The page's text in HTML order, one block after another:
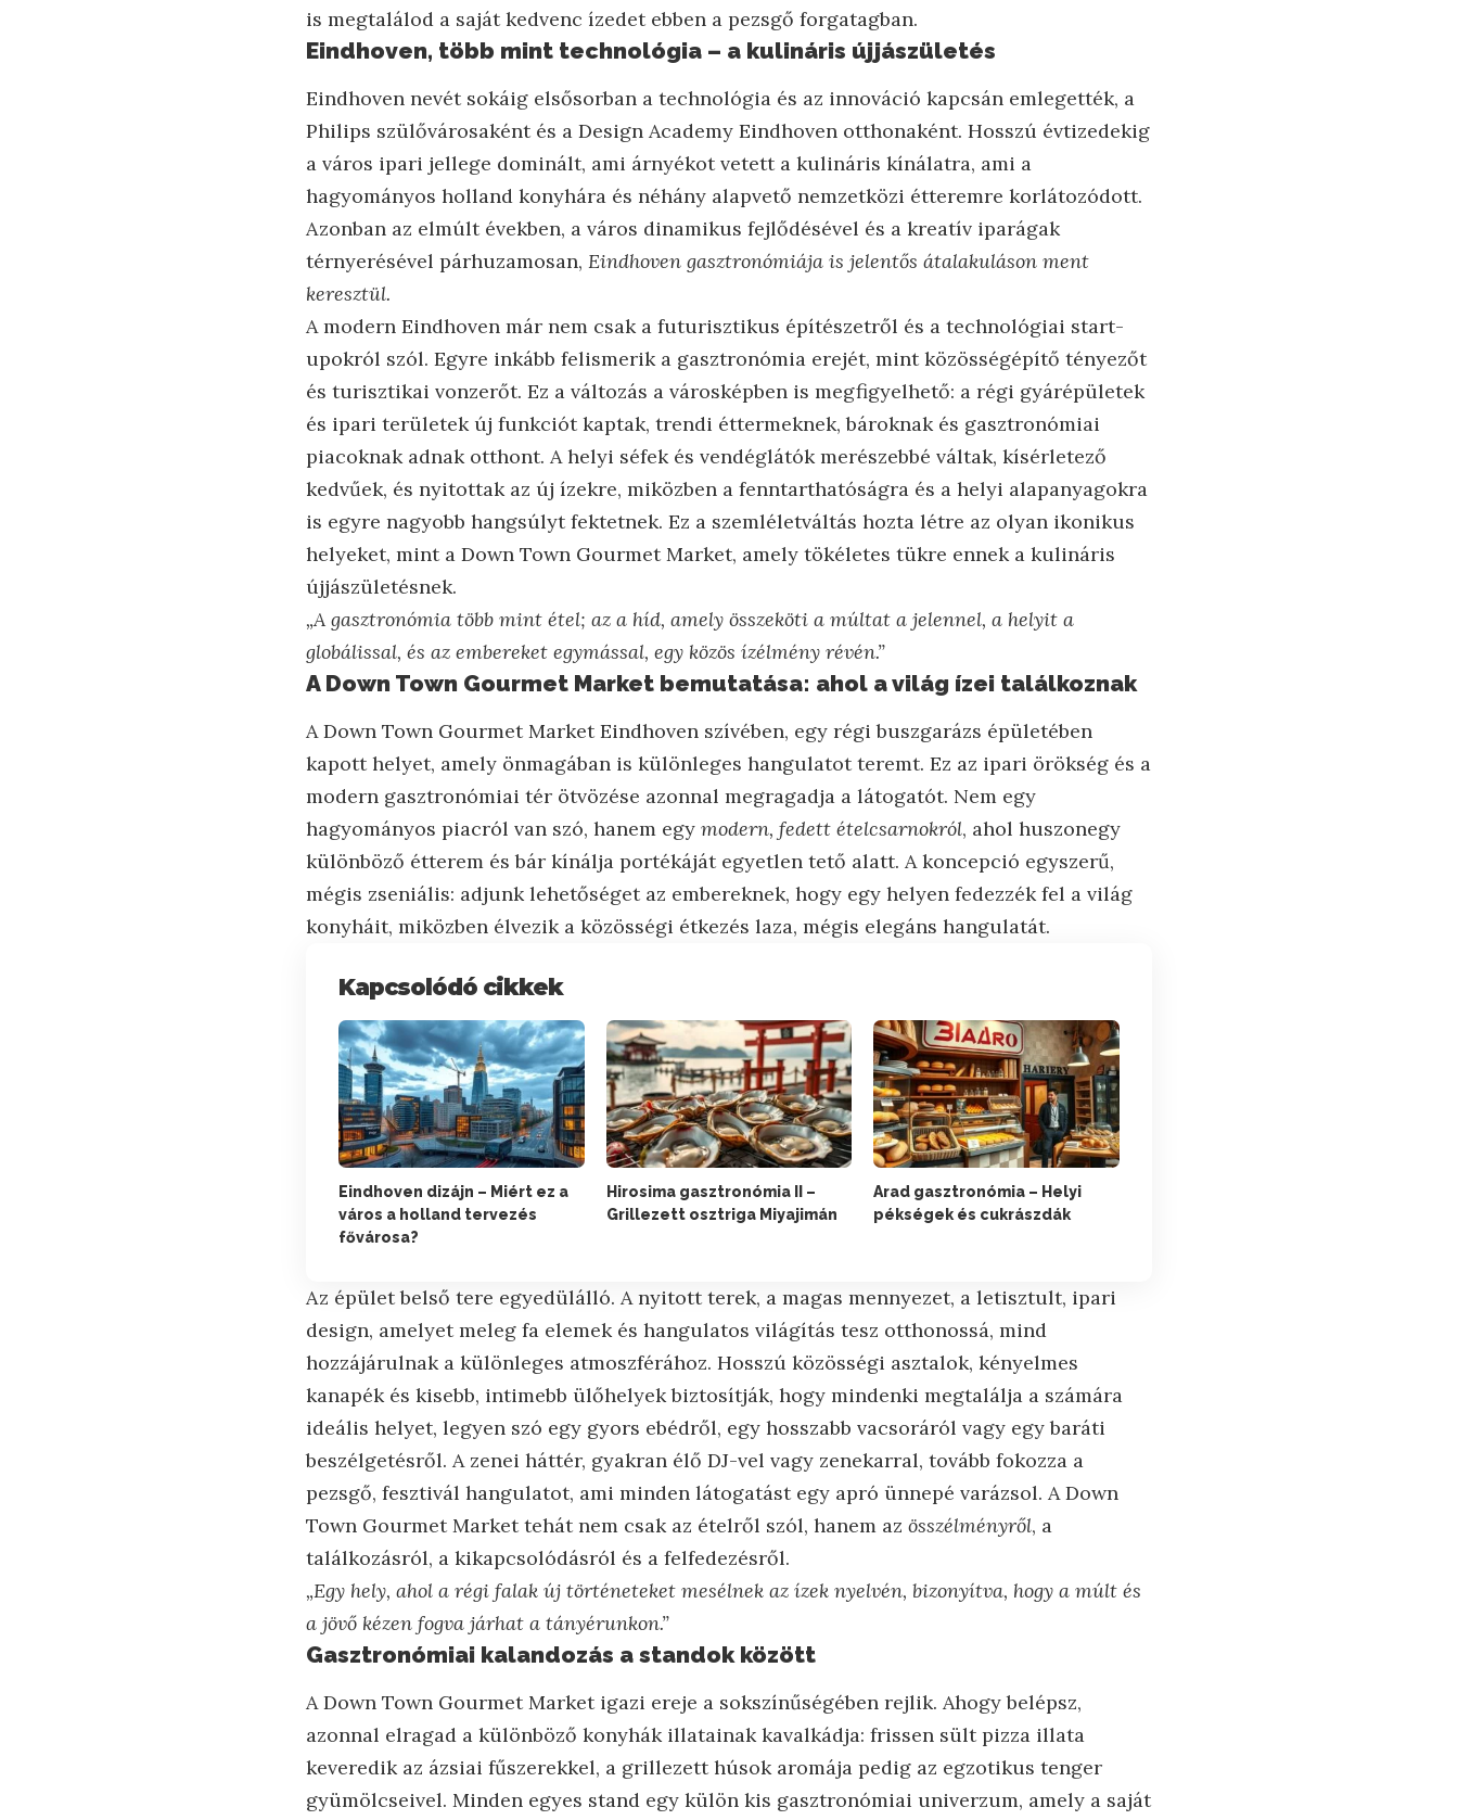
is megtalálod a saját kedvenc ízedet ebben a pezsgő forgatagban.
Eindhoven, több mint technológia – a kulináris újjászületés
Eindhoven nevét sokáig elsősorban a technológia és az innováció kapcsán emlegették, a
Philips szülővárosaként és a Design Academy Eindhoven otthonaként. Hosszú évtizedekig
a város ipari jellege dominált, ami árnyékot vetett a kulináris kínálatra, ami a
hagyományos holland konyhára és néhány alapvető nemzetközi étteremre korlátozódott.
Azonban az elmúlt években, a város dinamikus fejlődésével és a kreatív iparágak
térnyerésével párhuzamosan, Eindhoven gasztronómiája is jelentős átalakuláson ment
keresztül.
A modern Eindhoven már nem csak a futurisztikus építészetről és a technológiai start-
upokról szól. Egyre inkább felismerik a gasztronómia erejét, mint közösségépítő tényezőt
és turisztikai vonzerőt. Ez a változás a városképben is megfigyelhető: a régi gyárépületek
és ipari területek új funkciót kaptak, trendi éttermeknek, bároknak és gasztronómiai
piacoknak adnak otthont. A helyi séfek és vendéglátók merészebbé váltak, kísérletező
kedvűek, és nyitottak az új ízekre, miközben a fenntarthatóságra és a helyi alapanyagokra
is egyre nagyobb hangsúlyt fektetnek. Ez a szemléletváltás hozta létre az olyan ikonikus
helyeket, mint a Down Town Gourmet Market, amely tökéletes tükre ennek a kulináris
újjászületésnek.
„A gasztronómia több mint étel; az a híd, amely összeköti a múltat a jelennel, a helyit a
globálissal, és az embereket egymással, egy közös ízélmény révén.”
A Down Town Gourmet Market bemutatása: ahol a világ ízei találkoznak
A Down Town Gourmet Market Eindhoven szívében, egy régi buszgarázs épületében
kapott helyet, amely önmagában is különleges hangulatot teremt. Ez az ipari örökség és a
modern gasztronómiai tér ötvözése azonnal megragadja a látogatót. Nem egy
hagyományos piacról van szó, hanem egy modern, fedett ételcsarnokról, ahol huszonegy
különböző étterem és bár kínálja portékáját egyetlen tető alatt. A koncepció egyszerű,
mégis zseniális: adjunk lehetőséget az embereknek, hogy egy helyen fedezzék fel a világ
konyháit, miközben élvezik a közösségi étkezés laza, mégis elegáns hangulatát.
Kapcsolódó cikkek
Eindhoven dizájn – Miért ez a
város a holland tervezés
fővárosa?
Hirosima gasztronómia II –
Grillezett osztriga Miyajimán
Arad gasztronómia – Helyi
pékségek és cukrászdák
Az épület belső tere egyedülálló. A nyitott terek, a magas mennyezet, a letisztult, ipari
design, amelyet meleg fa elemek és hangulatos világítás tesz otthonossá, mind
hozzájárulnak a különleges atmoszférához. Hosszú közösségi asztalok, kényelmes
kanapék és kisebb, intimebb ülőhelyek biztosítják, hogy mindenki megtalálja a számára
ideális helyet, legyen szó egy gyors ebédről, egy hosszabb vacsoráról vagy egy baráti
beszélgetésről. A zenei háttér, gyakran élő DJ-vel vagy zenekarral, tovább fokozza a
pezsgő, fesztivál hangulatot, ami minden látogatást egy apró ünnepé varázsol. A Down
Town Gourmet Market tehát nem csak az ételről szól, hanem az összélményről, a
találkozásról, a kikapcsolódásról és a felfedezésről.
„Egy hely, ahol a régi falak új történeteket mesélnek az ízek nyelvén, bizonyítva, hogy a múlt és
a jövő kézen fogva járhat a tányérunkon.”
Gasztronómiai kalandozás a standok között
A Down Town Gourmet Market igazi ereje a sokszínűségében rejlik. Ahogy belépsz,
azonnal elragad a különböző konyhák illatainak kavalkádja: frissen sült pizza illata
keveredik az ázsiai fűszerekkel, a grillezett húsok aromája pedig az egzotikus tenger
gyümölcseivel. Minden egyes stand egy külön kis gasztronómiai univerzum, amely a saját